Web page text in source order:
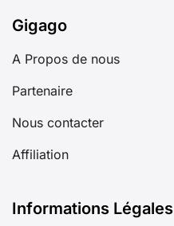
Gigago
A Propos de nous
Partenaire
Nous contacter
Affiliation
Informations Légales